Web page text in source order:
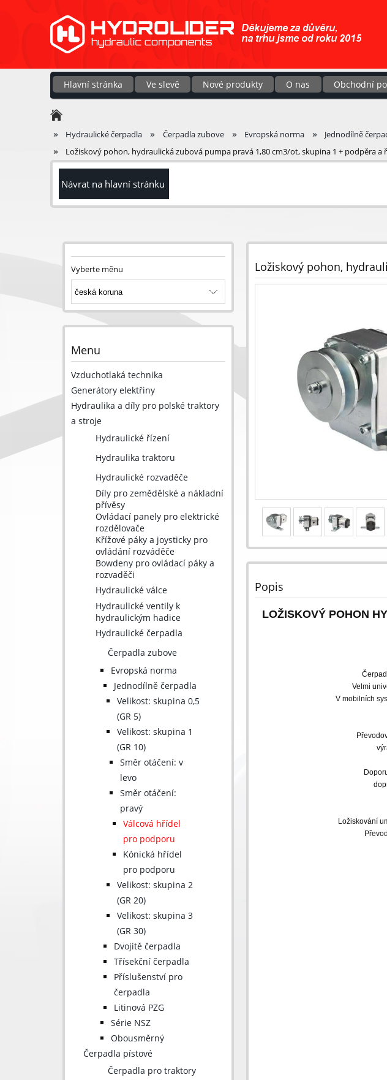
Hlavní stránka Ve slevě Nové produkty O nas Obchodní
» Hydraulické čerpadla » Čerpadla zubove » Evropská norma » Jednodílně
» Ložiskový pohon, hydraulická zubová pumpa pravá 1,80 cm3/ot, skupina 1 + podpěra a
Návrat na hlavní stránku
Vyberte měnu
Menu
Vzduchotlaká technika
Generátory elektřiny
Hydraulika a díly pro polské traktory
a stroje
Hydraulické řízení
Hydraulika traktoru
Hydraulické rozvaděče
Díly pro zemědělské a nákladní
přívěsy
Ovládací panely pro elektrické
rozdělovače
Křížové páky a joysticky pro
ovládání rozváděče
Bowdeny pro ovládací páky a
rozvaděči
Hydraulické válce
Hydraulické ventily k
hydraulickým hadice
Hydraulické čerpadla
Čerpadla zubove
Evropská norma
Jednodílně čerpadla
Velikost: skupina 0,5
(GR 5)
Velikost: skupina 1
(GR 10)
Směr otáčení: v
levo
Směr otáčení:
pravý
Válcová hřídel
pro podporu
Kónická hřídel
pro podporu
Velikost: skupina 2
(GR 20)
Velikost: skupina 3
(GR 30)
Dvojitě čerpadla
Třísekční čerpadla
Příslušenství pro
čerpadla
Litinová PZG
Série NSZ
Obousměrný
Čerpadla pístové
Čerpadla pro traktory
Ložiskový pohon,
Popis
LOŽISKOVÝ POHON
Velmi
V mobilních
Ložiskování